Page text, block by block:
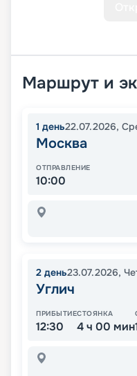
Маршрут и
1 день22.07.2026,
Москва
ОТПРАВЛЕНИЕ
10:00
2 день23.07.2026,
Углич
ПРИБЫТИЕ
12:30
СТОЯНКА
4 ч 00 мин